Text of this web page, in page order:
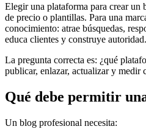
Elegir una plataforma para crear un
de precio o plantillas. Para una
conocimiento: atrae búsquedas,
educa clientes y construye autoridad.
La pregunta correcta es: ¿qué
publicar, enlazar, actualizar y medir
Qué debe permitir
Un blog profesional necesita: